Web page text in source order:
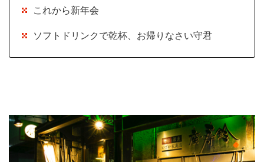
これから新年会
ソフトドリンクで乾杯、お帰りなさい守君